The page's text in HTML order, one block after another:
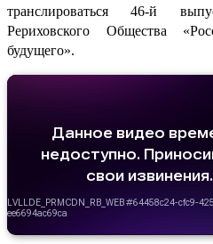
транслироваться 46-й
Рериховского Общества
будущего».